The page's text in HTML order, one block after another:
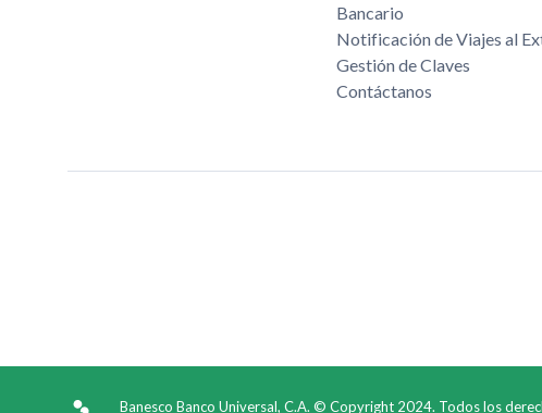
Bancario
Notificación de Viajes al
Gestión de Claves
Contáctanos
Banesco Banco Universal, C.A. © Copyright 2024. Todos los